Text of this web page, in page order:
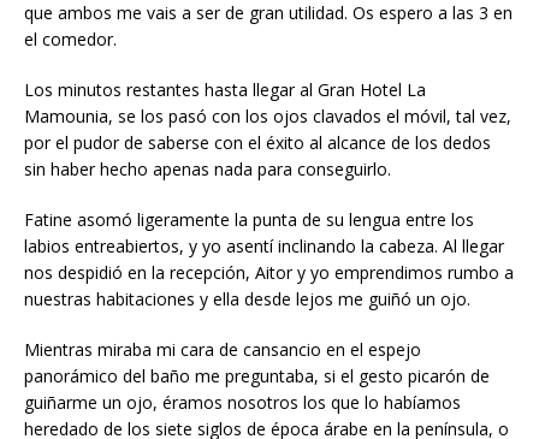
que ambos me vais a ser de gran utilidad. Os espero a las 3 en
el comedor.
Los minutos restantes hasta llegar al Gran Hotel La
Mamounia, se los pasó con los ojos clavados el móvil, tal vez,
por el pudor de saberse con el éxito al alcance de los dedos
sin haber hecho apenas nada para conseguirlo.
Fatine asomó ligeramente la punta de su lengua entre los
labios entreabiertos, y yo asentí inclinando la cabeza. Al llegar
nos despidió en la recepción, Aitor y yo emprendimos rumbo a
nuestras habitaciones y ella desde lejos me guiñó un ojo.
Mientras miraba mi cara de cansancio en el espejo
panorámico del baño me preguntaba, si el gesto picarón de
guiñarme un ojo, éramos nosotros los que lo habíamos
heredado de los siete siglos de época árabe en la península, o